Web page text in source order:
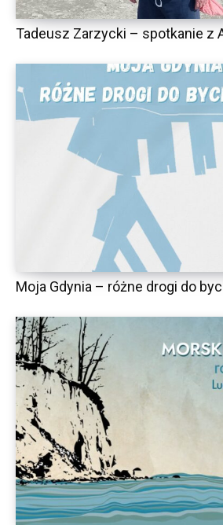
Tadeusz Zarzycki – spotkanie z
Moja Gdynia – różne drogi do